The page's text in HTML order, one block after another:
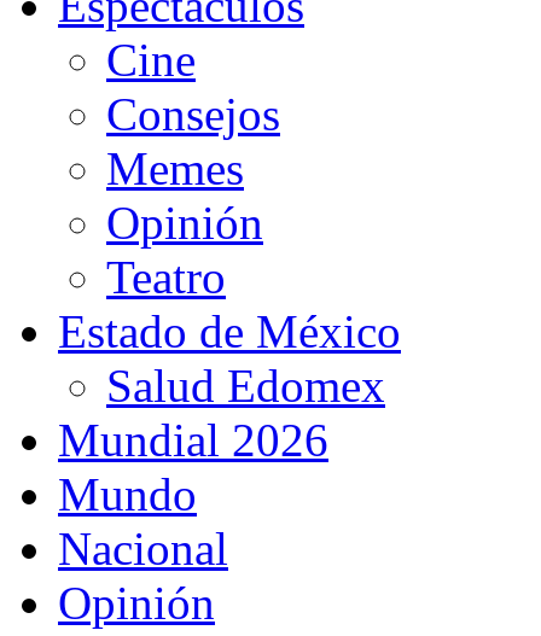
Cine
Consejos
Memes
Opinión
Teatro
Estado de México
Salud Edomex
Mundial 2026
Mundo
Nacional
Opinión